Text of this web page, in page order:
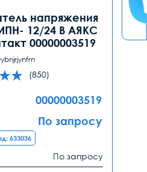
напряжения
12/24 В АЯКС
00000003519
(850)
00000003519
По запросу
633036
По запросу